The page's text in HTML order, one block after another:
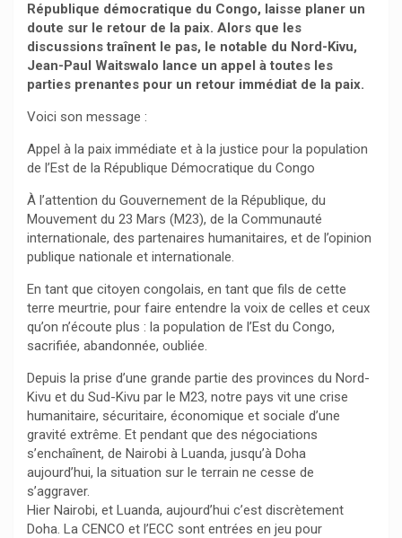
République démocratique du Congo, laisse planer un
doute sur le retour de la paix. Alors que les
discussions traînent le pas, le notable du Nord-Kivu,
Jean-Paul Waitswalo lance un appel à toutes les
parties prenantes pour un retour immédiat de la paix.
Voici son message :
Appel à la paix immédiate et à la justice pour la population
de l’Est de la République Démocratique du Congo
À l’attention du Gouvernement de la République, du
Mouvement du 23 Mars (M23), de la Communauté
internationale, des partenaires humanitaires, et de l’opinion
publique nationale et internationale.
En tant que citoyen congolais, en tant que fils de cette
terre meurtrie, pour faire entendre la voix de celles et ceux
qu’on n’écoute plus : la population de l’Est du Congo,
sacrifiée, abandonnée, oubliée.
Depuis la prise d’une grande partie des provinces du Nord-
Kivu et du Sud-Kivu par le M23, notre pays vit une crise
humanitaire, sécuritaire, économique et sociale d’une
gravité extrême. Et pendant que des négociations
s’enchaînent, de Nairobi à Luanda, jusqu’à Doha
aujourd’hui, la situation sur le terrain ne cesse de
s’aggraver.
Hier Nairobi, et Luanda, aujourd’hui c’est discrètement
Doha. La CENCO et l’ECC sont entrées en jeu pour